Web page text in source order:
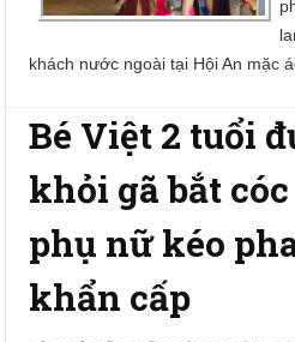
khách nước ngoài tại Hội An mặc
Bé Việt 2 tuổi
khỏi gã bắt
phụ nữ kéo
khẩn cấp